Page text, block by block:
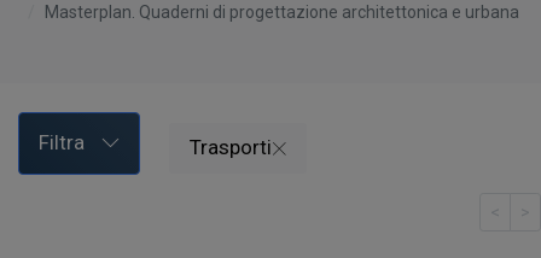
Masterplan. Quaderni di progettazione architettonica e urbana
Filtra Trasporti
< >